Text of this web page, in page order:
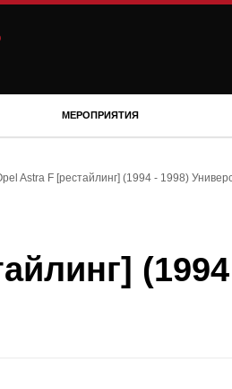
МЕРОПРИЯТИЯ
Astra F [рестайлинг] (1994 - 1998)